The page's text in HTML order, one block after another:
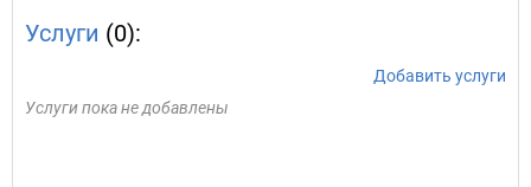
Услуги (0):
Добавить услуги
Услуги пока не добавлены